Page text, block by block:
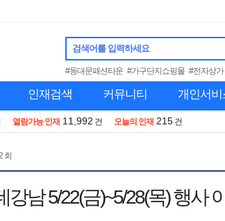
검색어를 입력하세요
#동대문패션타운 #가구단지쇼핑몰 #전자상가
인재검색 커뮤니티 개인서비
열람가능 인재 11,992 건 오늘의 인재 215 건
회
강남 5/22(금)~5/28(목) 행사